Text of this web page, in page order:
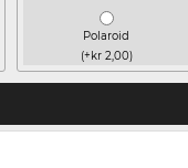
Polaroid
(+kr 2,00)